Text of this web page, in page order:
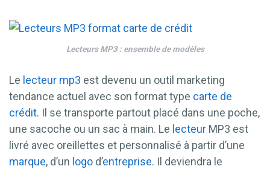
Lecteurs MP3 : ensemble de modèles
Le lecteur mp3 est devenu un outil marketing
tendance actuel avec son format type carte de
crédit. Il se transporte partout placé dans une poche,
une sacoche ou un sac à main. Le lecteur MP3 est
livré avec oreillettes et personnalisé à partir d’une
marque, d’un logo d’entreprise. Il deviendra le